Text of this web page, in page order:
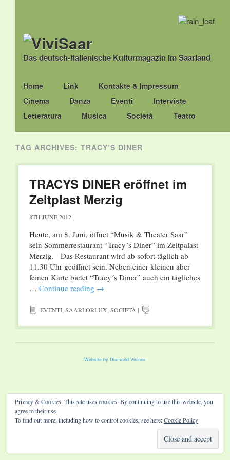
Das deutsch-italienische Kulturmagazin im Saarland
Main menu
Skip
to
content
Home Link
Kontakte & Impressum
Cinema
Danza Eventi
Interviste
Letteratura
Musica Società Teatro
TAG ARCHIVES: TRACY’S DINER
TRACYS DINER eröffnet im
Zeltplast Merzig
8TH JUNE 2012
Heute, am 8. Juni, öffnet “Musik & Theater Saar”
sein Sommerrestaurant “Tracy´s Diner” im Zeltpalast
Merzig. Das Restaurant wird ab sofort täglich ab
11.30 Uhr geöffnet sein. Neben einer kleinen aber
feinen Karte bietet “Tracy´s Diner” auch ein tägliches
… Continue reading →
EVENTI,SAARLORLUX,SOCIETÀ |
Website by Diamond Visions
Privacy & Cookies: This site uses cookies. By continuing to use this website, you
agree to their use.
To find out more, including how to control cookies, see here:Cookie Policy